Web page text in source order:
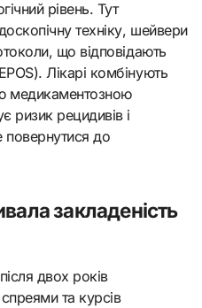
рівень. Тут
техніку, шейвери
що відповідають
Лікарі комбінують
медикаментозною
ризик рецидивів і
до
закладеність
двох років
та курсів